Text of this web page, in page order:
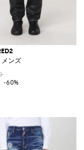
メンズ
-60%